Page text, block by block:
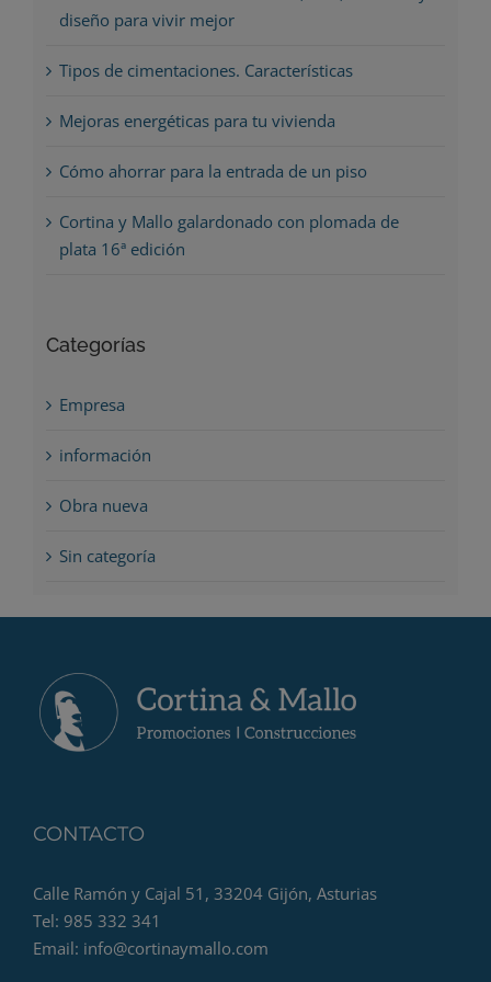
diseño para vivir mejor
Tipos de cimentaciones. Características
Mejoras energéticas para tu vivienda
Cómo ahorrar para la entrada de un piso
Cortina y Mallo galardonado con plomada de
plata 16ª edición
Categorías
Empresa
información
Obra nueva
Sin categoría
CONTACTO
Calle Ramón y Cajal 51, 33204 Gijón, Asturias
Tel: 985 332 341
Email: info@cortinaymallo.com